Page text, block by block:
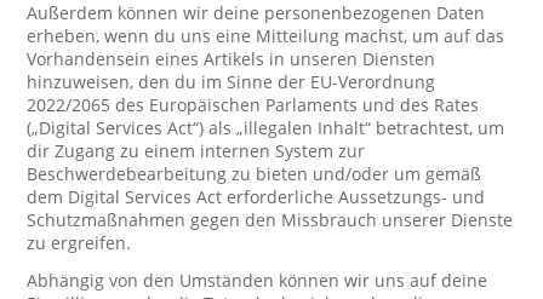
Außerdem können wir deine personenbezogenen Daten
erheben, wenn du uns eine Mitteilung machst, um auf das
Vorhandensein eines Artikels in unseren Diensten
hinzuweisen, den du im Sinne der EU-Verordnung
2022/2065 des Europäischen Parlaments und des Rates
(„Digital Services Act“) als „illegalen Inhalt“ betrachtest, um
dir Zugang zu einem internen System zur
Beschwerdebearbeitung zu bieten und/oder um gemäß
dem Digital Services Act erforderliche Aussetzungs- und
Schutzmaßnahmen gegen den Missbrauch unserer Dienste
zu ergreifen.
Abhängig von den Umständen können wir uns auf deine